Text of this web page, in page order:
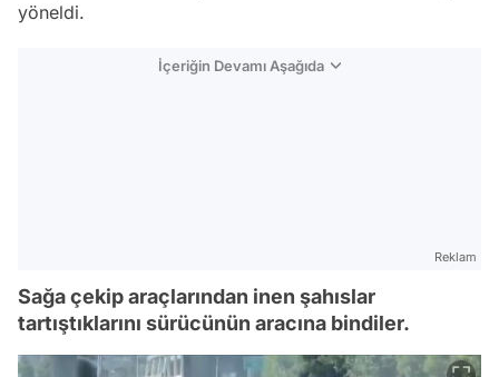
yöneldi.
İçeriğin Devamı Aşağıda
Reklam
Sağa çekip araçlarından inen şahıslar
tartıştıklarını sürücünün aracına bindiler.